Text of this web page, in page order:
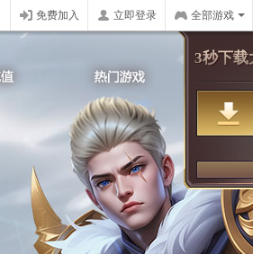
免费加入 立即登录 全部游戏
3秒下载